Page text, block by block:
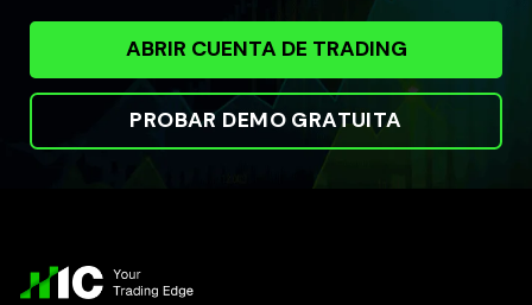
UST05Y
UST10Y
ABRIR CUENTA DE TRADING
PROBAR DEMO GRATUITA